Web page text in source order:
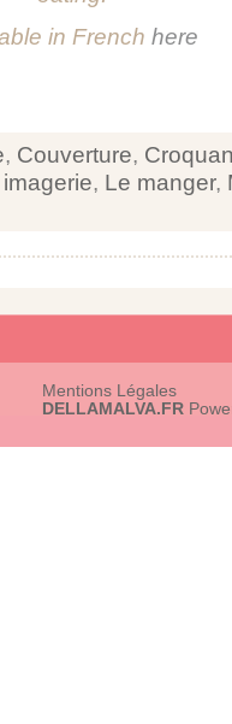
in French here
, Couverture,
, Le manger,
Mentions Légales
DELLAMALVA.FR